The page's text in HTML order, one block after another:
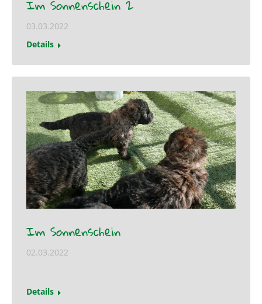
03.03.2022
Details
Im Sonnenschein
02.03.2022
Details